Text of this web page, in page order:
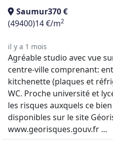
Saumur370 €
(49400)14 €/m2
il y a 1 mois
Agréable studio avec vue
centre-ville comprenant:
kitchenette (plaques et
WC. Proche université et
les risques auxquels ce
disponibles sur le site
www.georisques.gouv.fr ...